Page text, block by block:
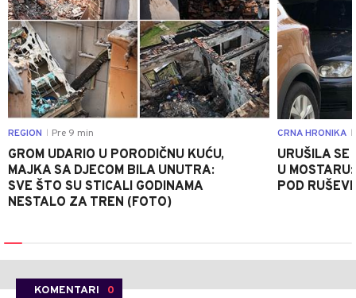
REGION Pre 9 min
GROM UDARIO U PORODIČNU KUĆU,
MAJKA SA DJECOM BILA UNUTRA:
SVE ŠTO SU STICALI GODINAMA
NESTALO ZA TREN (FOTO)
CRNA HRONIKA
URUŠILA
U
POD
KOMENTARI 0